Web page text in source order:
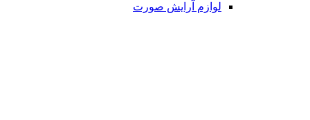
لوازم آرایش صورت